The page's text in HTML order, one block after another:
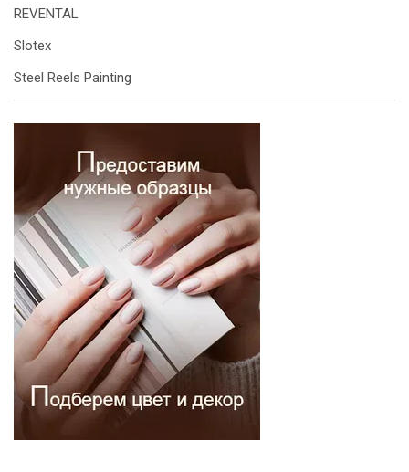
REVENTAL
Slotex
Steel Reels Painting